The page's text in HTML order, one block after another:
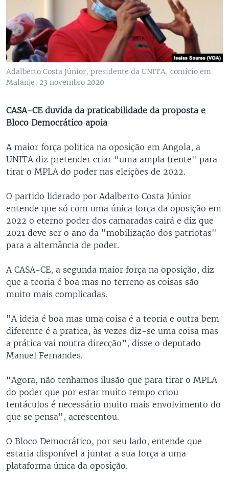
Adalberto Costa Júnior, presidente da UNITA, comício em
Malanje, 23 novembro 2020
CASA-CE duvida da praticabilidade da proposta e
Bloco Democrático apoia
A maior força politica na oposição em Angola, a
UNITA diz pretender criar “uma ampla frente" para
tirar o MPLA do poder nas eleições de 2022.
O partido liderado por Adalberto Costa Júnior
entende que só com uma única força da oposição em
2022 o eterno poder dos camaradas cairá e diz que
2021 deve ser o ano da "mobilização dos patriotas"
para a alternância de poder.
A CASA-CE, a segunda maior força na oposição, diz
que a teoria é boa mas no terreno as coisas são
muito mais complicadas.
"A ideia é boa mas uma coisa é a teoria e outra bem
diferente é a pratica, às vezes diz-se uma coisa mas
a prática vai noutra direcção”, disse o deputado
Manuel Fernandes.
“Agora, não tenhamos ilusão que para tirar o MPLA
do poder que por estar muito tempo criou
tentáculos é necessário muito mais envolvimento do
que se pensa", acrescentou.
O Bloco Democrático, por seu lado, entende que
estaria disponível a juntar a sua força a uma
plataforma única da oposição.